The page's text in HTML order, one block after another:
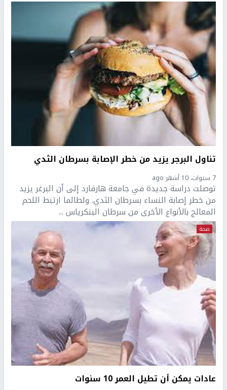
تناول البرجر يزيد من خطر الإصابة بسرطان الثدي
7 سنوات، 10 أشهر ago
توصلت دراسة جديدة في جامعة هارفارد إلى أن البرغر يزيد
من خطر إصابة النساء بسرطان الثدي. ولطالما ارتبط اللحم
المعالج بالأنواع الأخرى من سرطان البنكرياس ...
صحة
عادات يمكن أن تطيل العمر 10 سنوات